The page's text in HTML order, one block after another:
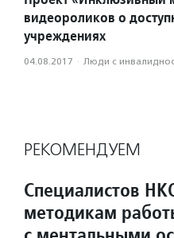
видеороликов о
учреждениях
04.08.2017 · Люди с
РЕКОМЕНДУЕМ
Специалистов
методикам